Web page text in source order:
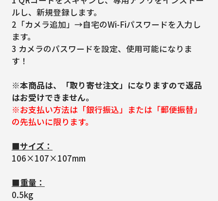
ルし、新規登録します。
2「カメラ追加」→自宅のWi-Fiパスワードを入力し
ます。
3 カメラのパスワードを設定、使用可能になりま
す！
※本商品は、「取り寄せ注文」になりますので返品
はお受けできません。
※お支払い方法は「銀行振込」または「郵便振替」
の先払いに限ります。
■サイズ：
106×107×107mm
■重量：
0.5kg